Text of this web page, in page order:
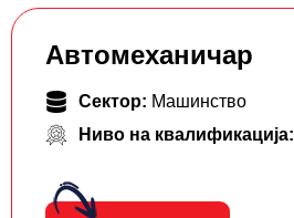
Автомеханичар
Сектор: Машинство
Ниво на квалификација: